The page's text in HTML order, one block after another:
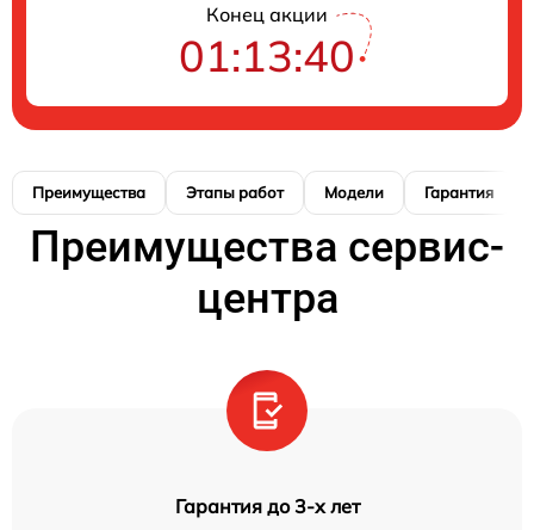
Конец акции
01:13:39
Преимущества Этапы работ Модели Гарантия
Преимущества сервис-
центра
Гарантия до 3-х лет